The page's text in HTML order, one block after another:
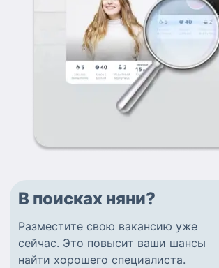
В поисках няни?
Разместите свою вакансию уже
сейчас. Это повысит ваши шансы
найти хорошего специалиста.